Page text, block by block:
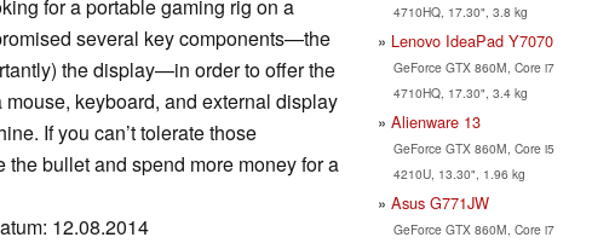
for a portable gaming rig on a
several key components—the
the display—in order to offer the
keyboard, and external display
If you can’t tolerate those
bullet and spend more money for a
12.08.2014
4710HQ, 17.30", 3.8 kg
Lenovo IdeaPad Y7070
GeForce GTX 860M, Core i7
4710HQ, 17.30", 3.4 kg
Alienware 13
GeForce GTX 860M, Core i5
4210U, 13.30", 1.96 kg
Asus G771JW
GeForce GTX 860M, Core i7